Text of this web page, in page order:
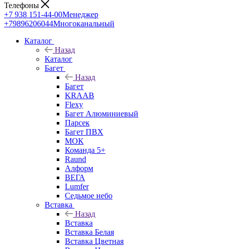
Телефоны
+7 938 151-44-00Менеджер
+79896206044Многоканальный
Каталог
Назад
Каталог
Багет
Назад
Багет
KRAAB
Flexy
Багет Алюминиевый
Парсек
Багет ПВХ
МОК
Команда 5+
Raund
Алформ
ВЕГА
Lumfer
Седьмое небо
Вставка
Назад
Вставка
Вставка Белая
Вставка Цветная